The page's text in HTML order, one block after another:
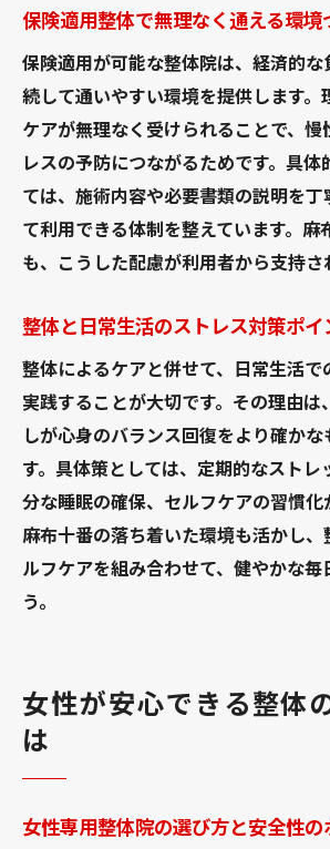
保険適用整体で無理なく通える環境
保険適用が可能な整体院は、経済的
続して通いやすい環境を提供します。
ケアが無理なく受けられることで、慢
レスの予防につながるためです。具体
ては、施術内容や必要書類の説明を
て利用できる体制を整えています。麻
も、こうした配慮が利用者から支持さ
整体と日常生活のストレス対策ポイ
整体によるケアと併せて、日常生活で
実践することが大切です。その理由は
しが心身のバランス回復をより確か
す。具体策としては、定期的なストレ
分な睡眠の確保、セルフケアの習慣化
麻布十番の落ち着いた環境も活かし
ルフケアを組み合わせて、健やかな毎
う。
女性が安心できる整体
は
女性専用整体院の選び方と安全性の